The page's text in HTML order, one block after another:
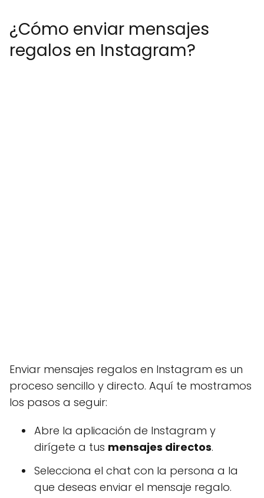
¿Cómo enviar mensajes
regalos en Instagram?
Enviar mensajes regalos en Instagram es un
proceso sencillo y directo. Aquí te mostramos
los pasos a seguir:
Abre la aplicación de Instagram y
dirígete a tus mensajes directos.
Selecciona el chat con la persona a la
que deseas enviar el mensaje regalo.